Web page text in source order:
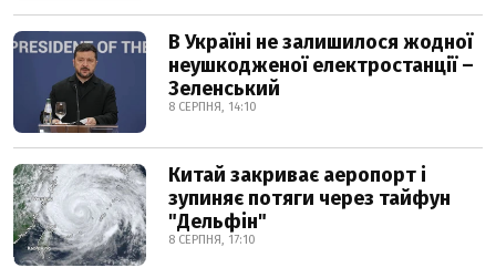
В Україні не залишилося жодної
неушкодженої електростанції –
Зеленський
8 СЕРПНЯ, 14:10
Китай закриває аеропорт і
зупиняє потяги через тайфун
"Дельфін"
8 СЕРПНЯ, 17:10